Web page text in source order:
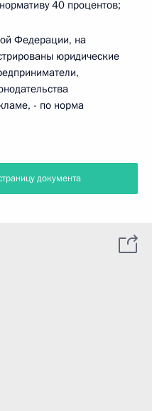
40 процентов;
Федерации, на
юридические
- по норма
документа